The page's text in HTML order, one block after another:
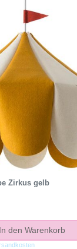
Zirkus gelb
In den Warenkorb